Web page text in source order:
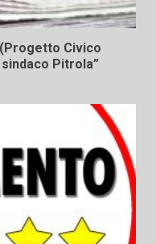
Civico
Pitrola”